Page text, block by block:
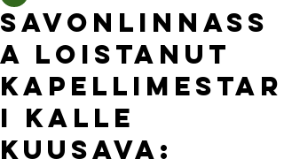
Savonlinnass
a loistanut
kapellimestar
i Kalle
Kuusava: